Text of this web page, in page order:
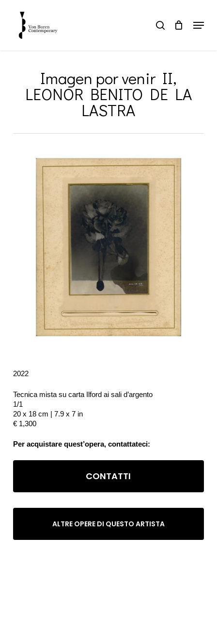
content
search Menu
Imagen por venir II,
LEONOR BENITO DE LA
LASTRA
2022
Tecnica mista su carta Ilford ai sali d’argento
1/1
20 x 18 cm | 7.9 x 7 in
€ 1,300
Per acquistare quest’opera, contattateci:
CONTATTI
ALTRE OPERE DI QUESTO ARTISTA
Close